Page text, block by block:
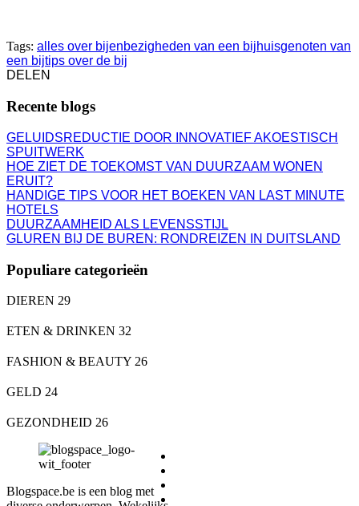
Tags: alles over bijenbezigheden van een bijhuisgenoten van
een bijtips over de bij
DELEN
Recente blogs
GELUIDSREDUCTIE DOOR INNOVATIEF AKOESTISCH
SPUITWERK
HOE ZIET DE TOEKOMST VAN DUURZAAM WONEN
ERUIT?
HANDIGE TIPS VOOR HET BOEKEN VAN LAST MINUTE
HOTELS
DUURZAAMHEID ALS LEVENSSTIJL
GLUREN BIJ DE BUREN: RONDREIZEN IN DUITSLAND
Populiare categorieën
DIEREN 29
ETEN & DRINKEN 32
FASHION & BEAUTY 26
GELD 24
GEZONDHEID 26
Blogspace.be is een blog met